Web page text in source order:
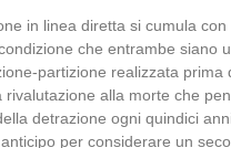
in linea diretta si cumula
che entrambe siano
partizione realizzata prima
rivalutazione alla morte che
detrazione ogni quindici
per considerare un